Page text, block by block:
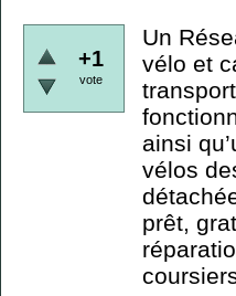
+1
vote
Un
vélo et
ainsi
vélos
prêt,